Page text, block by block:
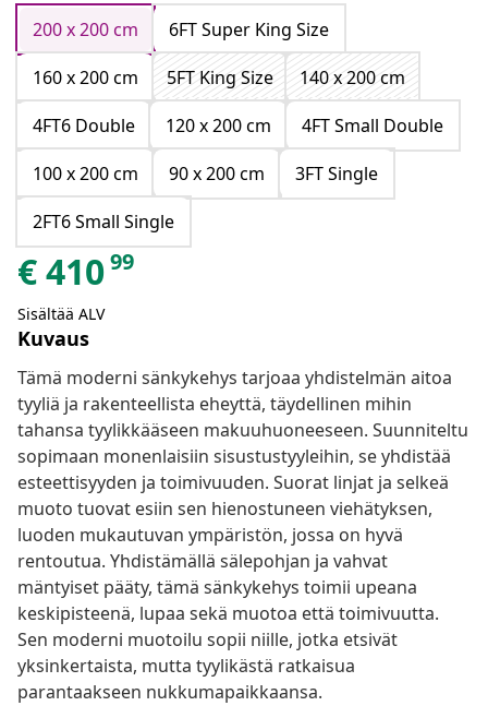
200 x 200 cm
6FT Super King Size
160 x 200 cm
5FT King Size
140 x 200 cm
4FT6 Double
120 x 200 cm
4FT Small Double
100 x 200 cm
90 x 200 cm
3FT Single
2FT6 Small Single
€41099
Sisältää ALV
Kuvaus
Tämä moderni sänkykehys tarjoaa yhdistelmän aitoa
tyyliä ja rakenteellista eheyttä, täydellinen mihin
tahansa tyylikkääseen makuuhuoneeseen. Suunniteltu
sopimaan monenlaisiin sisustustyyleihin, se yhdistää
esteettisyyden ja toimivuuden. Suorat linjat ja selkeä
muoto tuovat esiin sen hienostuneen viehätyksen,
luoden mukautuvan ympäristön, jossa on hyvä
rentoutua. Yhdistämällä sälepohjan ja vahvat
mäntyiset pääty, tämä sänkykehys toimii upeana
keskipisteenä, lupaa sekä muotoa että toimivuutta.
Sen moderni muotoilu sopii niille, jotka etsivät
yksinkertaista, mutta tyylikästä ratkaisua
parantaakseen nukkumapaikkaansa.